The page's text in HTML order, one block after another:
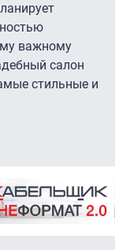
важному
салон
стильные и